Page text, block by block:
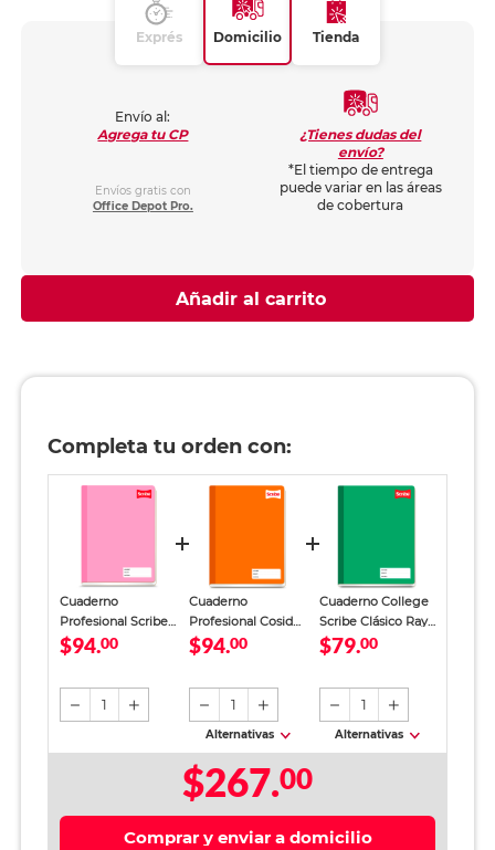
Exprés Domicilio Tienda
Envío al:
Agrega tu CP
Envíos gratis con
Office Depot Pro.
¿Tienes dudas del
envío?
*El tiempo de entrega
puede variar en las áreas
de cobertura
Añadir al carrito
Completa tu orden con:
Cuaderno
Profesional Scribe
Clásico Cuadro
$94.00
1
Cuaderno
Profesional Cosido
Scribe Clásico
$94.00
1
Alternativas
Cuaderno College
Scribe Clásico Raya
100 hojas
$79.00
1
Alternativas
$267.00
Comprar y enviar a domicilio